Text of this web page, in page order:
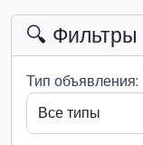
🔍 Фильтры
Тип объявления: